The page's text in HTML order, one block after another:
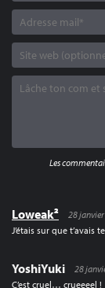
Loweak²
28
J’étais sur que t’avais
YoshiYuki
28
C’est cruel… crueeeel !
Les